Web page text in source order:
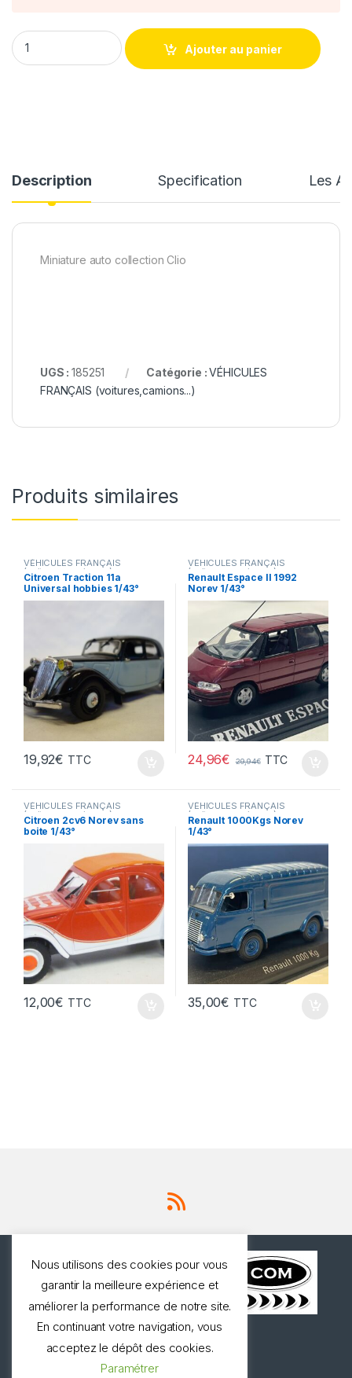
Renault Clio 16S 1991 1/18 Norev quantity
Ajouter au panier
Description Specification Les
Miniature auto collection Clio
UGS :185251 Catégorie :VÉHICULES
FRANÇAIS (voitures,camions...)
Produits similaires
VÉHICULES FRANÇAIS
(voitures,camions...)
Citroen Traction 11a
Universal hobbies 1/43°
19,92€ TTC
VÉHICULES FRANÇAIS
(voitures,camions...)
Renault Espace II 1992
Norev 1/43°
24,96€ 29,94€ TTC
VÉHICULES FRANÇAIS
(voitures,camions...)
Citroen 2cv6 Norev sans
boite 1/43°
12,00€ TTC
VÉHICULES FRANÇAIS
(voitures,camions...)
Renault 1000Kgs Norev
1/43°
35,00€ TTC
nous!
0327973537
Nous utilisons des cookies pour vous
garantir la meilleure expérience et
améliorer la performance de notre site.
En continuant votre navigation, vous
acceptez le dépôt des cookies.
Paramétrer